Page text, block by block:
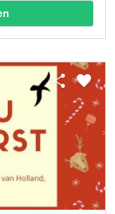
share favorite